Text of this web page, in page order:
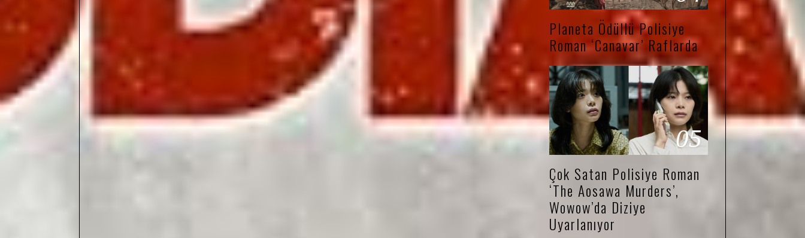
Planeta Ödüllü Polisiye
Roman ‘Canavar’ Raflarda
05
Çok Satan Polisiye Roman
‘The Aosawa Murders’,
Wowow’da Diziye
Uyarlanıyor